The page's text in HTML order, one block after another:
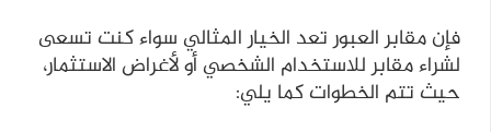
فإن مقابر العبور تعد الخيار المثالي سواء كنت تسعى
لشراء مقابر للاستخدام الشخصي أو لأغراض الاستثمار،
حيث تتم الخطوات كما يلي: